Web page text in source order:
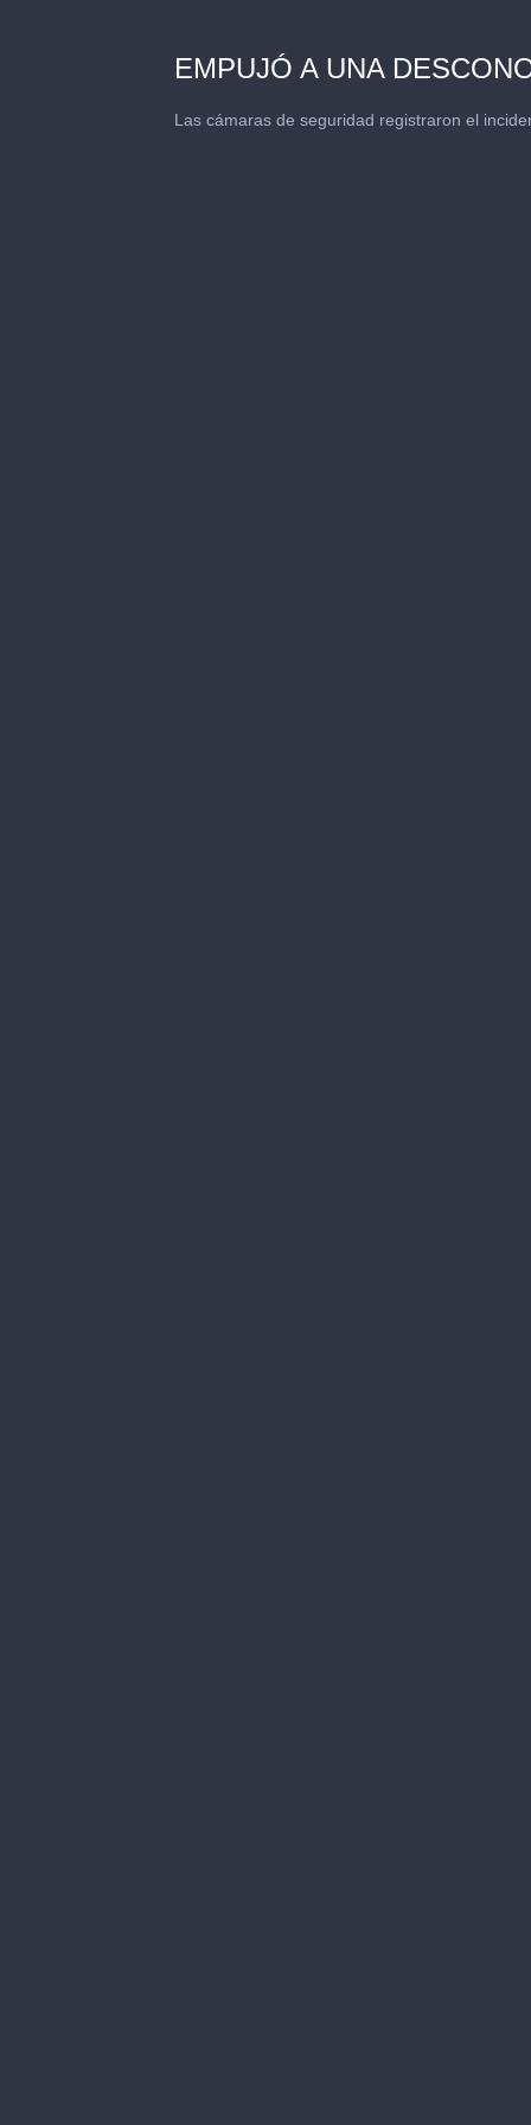
EMPUJÓ A UNA
Las cámaras de seguridad registraron el